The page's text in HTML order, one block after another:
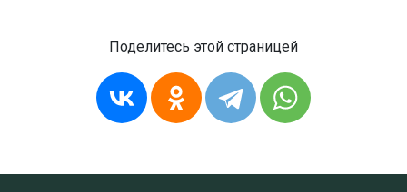
Поделитесь этой страницей